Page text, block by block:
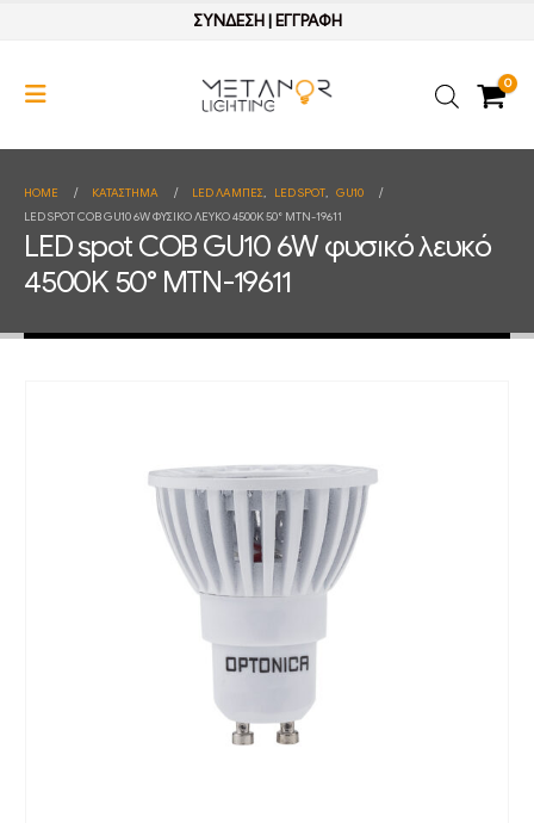
ΣΥΝΔΕΣΗ| ΕΓΓΡΑΦΗ
0
HOME ΚΑΤΆΣΤΗΜΑ LED ΛΑΜΠΕΣ, LED SPOT, GU10
LED SPOT COB GU10 6W ΦΥΣΙΚΌ ΛΕΥΚΌ 4500K 50° MTN-19611
LED spot COB GU10 6W φυσικό λευκό
4500K 50° MTN-19611